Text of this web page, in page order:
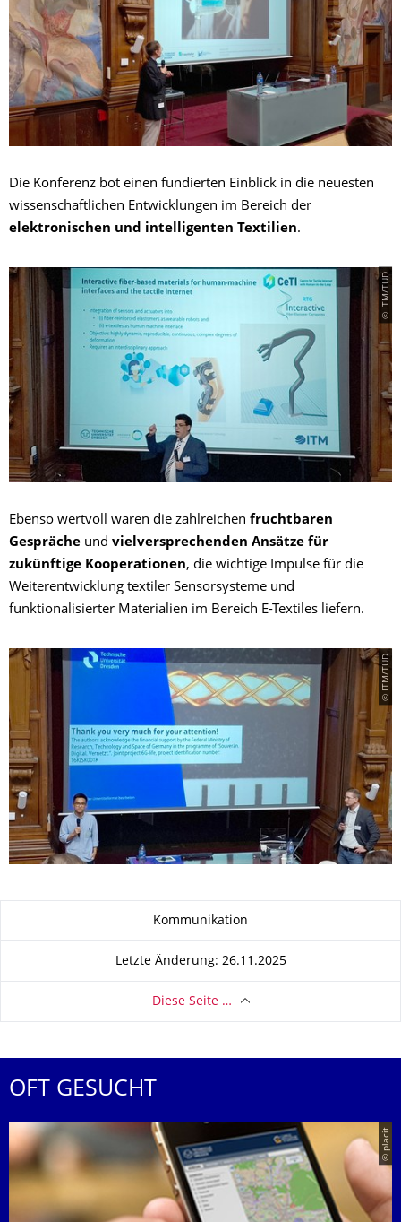
Die Konferenz bot einen fundierten Einblick in die neuesten
wissenschaftlichen Entwicklungen im Bereich der
elektronischen und intelligenten Textilien.
© ITM/TUD
Ebenso wertvoll waren die zahlreichen fruchtbaren
Gespräche und vielversprechenden Ansätze für
zukünftige Kooperationen, die wichtige Impulse für die
Weiterentwicklung textiler Sensorsysteme und
funktionalisierter Materialien im Bereich E-Textiles liefern.
© ITM/TUD
Kommunikation
Letzte Änderung: 26.11.2025
Diese Seite …
OFT GESUCHT
© placit